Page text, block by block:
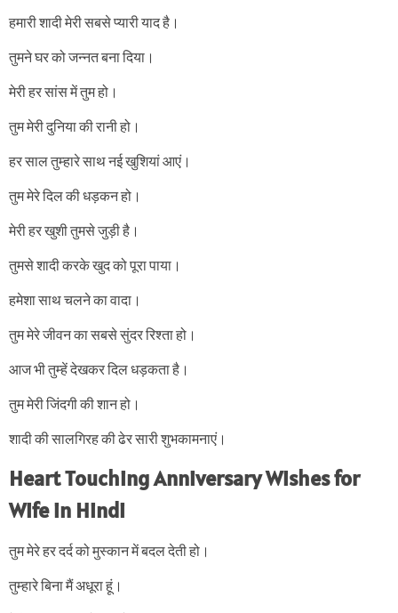
हमारी शादी मेरी सबसे प्यारी याद है।
तुमने घर को जन्नत बना दिया।
मेरी हर सांस में तुम हो।
तुम मेरी दुनिया की रानी हो।
हर साल तुम्हारे साथ नई खुशियां आएं।
तुम मेरे दिल की धड़कन हो।
मेरी हर खुशी तुमसे जुड़ी है।
तुमसे शादी करके खुद को पूरा पाया।
हमेशा साथ चलने का वादा।
तुम मेरे जीवन का सबसे सुंदर रिश्ता हो।
आज भी तुम्हें देखकर दिल धड़कता है।
तुम मेरी जिंदगी की शान हो।
शादी की सालगिरह की ढेर सारी शुभकामनाएं।
Heart Touching Anniversary Wishes for
Wife in Hindi
तुम मेरे हर दर्द को मुस्कान में बदल देती हो।
तुम्हारे बिना मैं अधूरा हूं।